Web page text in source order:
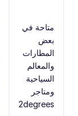
متاحة في
بعض
المطارات
والمعالم
السياحية
ومتاجر
2degrees